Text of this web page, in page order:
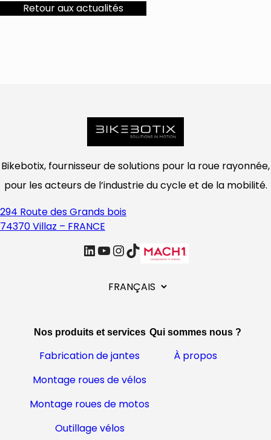
Retour aux actualités
Bikebotix, fournisseur de solutions pour la roue rayonnée,
pour les acteurs de l’industrie du cycle et de la mobilité.
294 Route des Grands bois
74370 Villaz – FRANCE
linkedin Youtube InstagramTikTok
s
i
u
e
l
Nos produits et services
Fabrication de jantes
Montage roues de vélos
Montage roues de motos
Outillage vélos
Qui sommes nous ?
À propos